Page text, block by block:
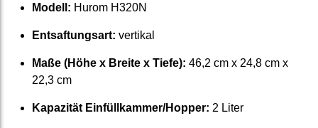
Modell: Hurom H320N
Ent­saftungs­art: vertikal
Maße (Höhe x Breite x Tiefe): 46,2 cm x 24,8 cm x
22,3 cm
Kapazität Einfüllkammer/Hopper: 2 Liter